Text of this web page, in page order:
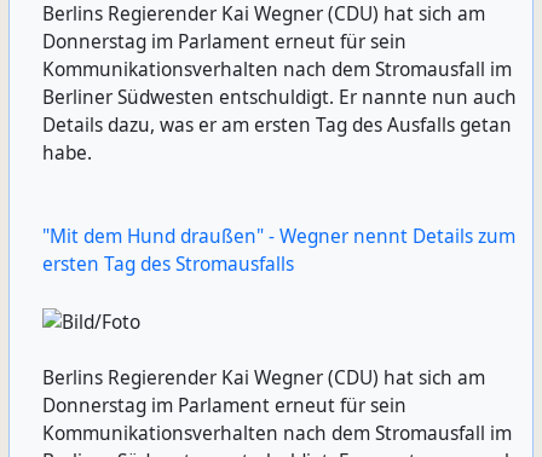
Berlins Regierender Kai Wegner (CDU) hat sich am
Donnerstag im Parlament erneut für sein
Kommunikationsverhalten nach dem Stromausfall im
Berliner Südwesten entschuldigt. Er nannte nun auch
Details dazu, was er am ersten Tag des Ausfalls getan
habe.
"Mit dem Hund draußen" - Wegner nennt Details zum
ersten Tag des Stromausfalls
Berlins Regierender Kai Wegner (CDU) hat sich am
Donnerstag im Parlament erneut für sein
Kommunikationsverhalten nach dem Stromausfall im